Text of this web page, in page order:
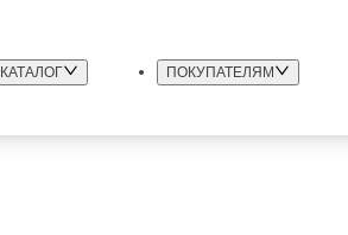
КАТАЛОГ ПОКУПАТЕЛЯМ